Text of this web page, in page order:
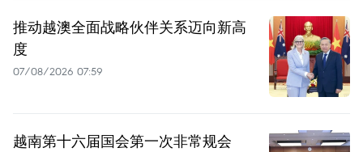
推动越澳全面战略伙伴关系迈向新高
度
07/08/2026 07:59
越南第十六届国会第一次非常规会